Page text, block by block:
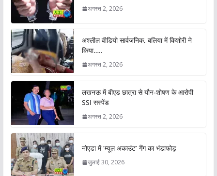
अगस्त 2, 2026
अश्लील वीडियो सार्वजनिक, बलिया में किशोरी ने
किया…..
अगस्त 2, 2026
लखनऊ में बीएड छात्रा से यौन-शोषण के आरोपी
SSI सस्पेंड
अगस्त 2, 2026
नोएडा में ‘म्यूल अकाउंट’ गैंग का भंडाफोड़
जुलाई 30, 2026